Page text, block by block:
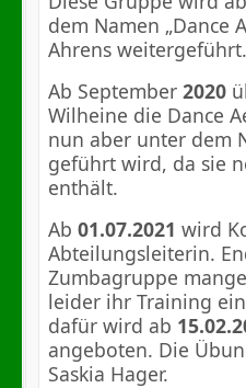
dem Namen „Dance
Ahrens weitergeführt.
Ab September 2020
Wilheine die Dance
nun aber unter dem
geführt wird, da sie
enthält.
Ab 01.07.2021 wird
Abteilungsleiterin.
Zumbagruppe
leider ihr Training
dafür wird ab
angeboten. Die
Saskia Hager.